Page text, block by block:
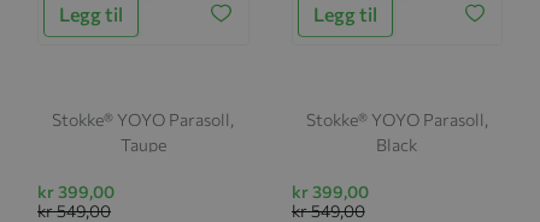
Legg til
Stokke® YOYO Parasoll,
Taupe
kr 399,00
kr 549,00
Legg til
Stokke® YOYO Parasoll,
Black
kr 399,00
kr 549,00